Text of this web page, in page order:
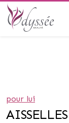
pour lui